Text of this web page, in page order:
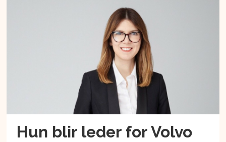
Hun blir leder for Volvo